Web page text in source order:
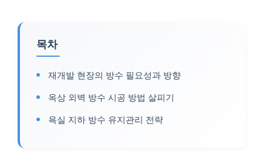
목차
재개발 현장의 방수 필요성과 방향
옥상 외벽 방수 시공 방법 살피기
욕실 지하 방수 유지관리 전략